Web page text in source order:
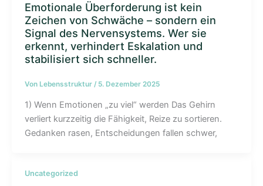
Emotionale Überforderung ist kein
Zeichen von Schwäche – sondern ein
Signal des Nervensystems. Wer sie
erkennt, verhindert Eskalation und
stabilisiert sich schneller.
Von Lebensstruktur / 5. Dezember 2025
1) Wenn Emotionen „zu viel“ werden Das Gehirn
verliert kurzzeitig die Fähigkeit, Reize zu sortieren.
Gedanken rasen, Entscheidungen fallen schwer,
Uncategorized